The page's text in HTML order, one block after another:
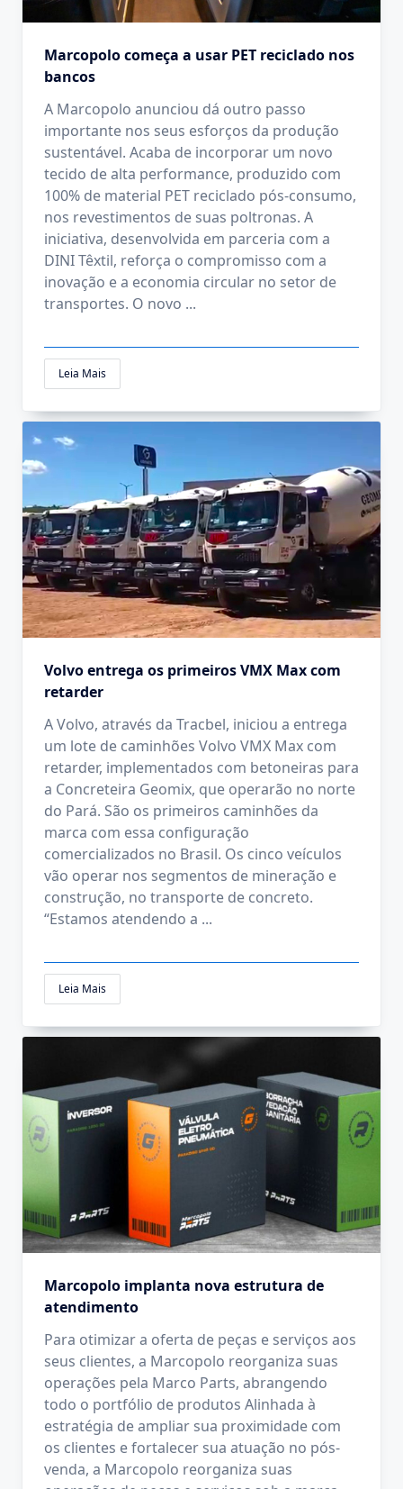
Marcopolo começa a usar PET reciclado nos
bancos
A Marcopolo anunciou dá outro passo
importante nos seus esforços da produção
sustentável. Acaba de incorporar um novo
tecido de alta performance, produzido com
100% de material PET reciclado pós-consumo,
nos revestimentos de suas poltronas. A
iniciativa, desenvolvida em parceria com a
DINI Têxtil, reforça o compromisso com a
inovação e a economia circular no setor de
transportes. O novo ...
Leia Mais
Volvo entrega os primeiros VMX Max com
retarder
A Volvo, através da Tracbel, iniciou a entrega
um lote de caminhões Volvo VMX Max com
retarder, implementados com betoneiras para
a Concreteira Geomix, que operarão no norte
do Pará. São os primeiros caminhões da
marca com essa configuração
comercializados no Brasil. Os cinco veículos
vão operar nos segmentos de mineração e
construção, no transporte de concreto.
“Estamos atendendo a ...
Leia Mais
Marcopolo implanta nova estrutura de
atendimento
Para otimizar a oferta de peças e serviços aos
seus clientes, a Marcopolo reorganiza suas
operações pela Marco Parts, abrangendo
todo o portfólio de produtos Alinhada à
estratégia de ampliar sua proximidade com
os clientes e fortalecer sua atuação no pós-
venda, a Marcopolo reorganiza suas